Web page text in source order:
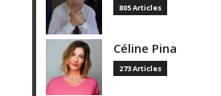
805 Articles
Céline Pina
273 Articles